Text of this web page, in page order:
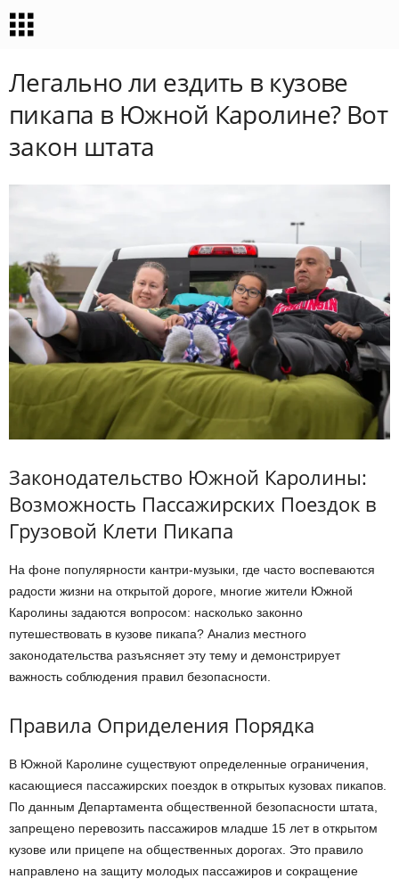
Легально ли ездить в кузове
пикапа в Южной Каролине? Вот
закон штата
Законодательство Южной Каролины:
Возможность Пассажирских Поездок в
Грузовой Клети Пикапа
На фоне популярности кантри-музыки, где часто воспеваются
радости жизни на открытой дороге, многие жители Южной
Каролины задаются вопросом: насколько законно
путешествовать в кузове пикапа? Анализ местного
законодательства разъясняет эту тему и демонстрирует
важность соблюдения правил безопасности.
Правила Оприделения Порядка
В Южной Каролине существуют определенные ограничения,
касающиеся пассажирских поездок в открытых кузовах пикапов.
По данным Департамента общественной безопасности штата,
запрещено перевозить пассажиров младше 15 лет в открытом
кузове или прицепе на общественных дорогах. Это правило
направлено на защиту молодых пассажиров и сокращение